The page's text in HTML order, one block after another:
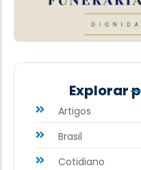
Explorar
Artigos
Brasil
Cotidiano